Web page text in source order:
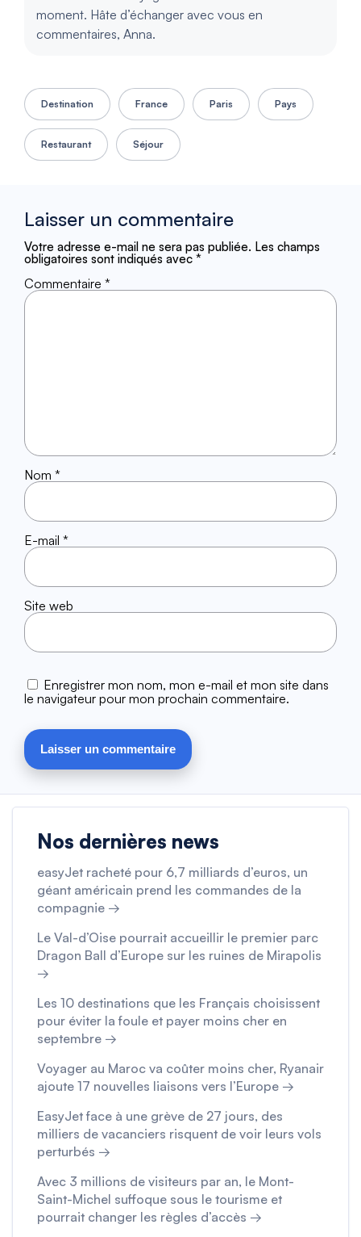
moment. Hâte d’échanger avec vous en
commentaires, Anna.
Destination France Paris Pays
Restaurant Séjour
Laisser un commentaire
Votre adresse e-mail ne sera pas publiée. Les champs
obligatoires sont indiqués avec *
Commentaire *
Nom *
E-mail *
Site web
Enregistrer mon nom, mon e-mail et mon site dans
le navigateur pour mon prochain commentaire.
Nos dernières news
easyJet racheté pour 6,7 milliards d’euros, un
géant américain prend les commandes de la
compagnie →
Le Val-d’Oise pourrait accueillir le premier parc
Dragon Ball d’Europe sur les ruines de Mirapolis
→
Les 10 destinations que les Français choisissent
pour éviter la foule et payer moins cher en
septembre →
Voyager au Maroc va coûter moins cher, Ryanair
ajoute 17 nouvelles liaisons vers l’Europe →
EasyJet face à une grève de 27 jours, des
milliers de vacanciers risquent de voir leurs vols
perturbés →
Avec 3 millions de visiteurs par an, le Mont-
Saint-Michel suffoque sous le tourisme et
pourrait changer les règles d’accès →